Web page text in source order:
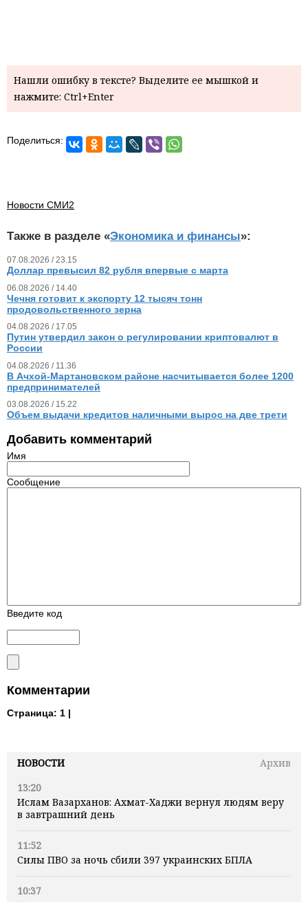
НОВОСТИ
Архив
13:20
Ислам Вазарханов: Ахмат-Хаджи вернул людям веру
в завтрашний день
11:52
Силы ПВО за ночь сбили 397 украинских БПЛА
10:37
Нашли ошибку в тексте? Выделите ее мышкой и
нажмите: Ctrl+Enter
Поделиться:
Новости СМИ2
Также в разделе «Экономика и финансы»:
07.08.2026 / 23.15
Доллар превысил 82 рубля впервые с марта
06.08.2026 / 14.40
Чечня готовит к экспорту 12 тысяч тонн
продовольственного зерна
04.08.2026 / 17.05
Путин утвердил закон о регулировании криптовалют в
России
04.08.2026 / 11.36
В Ачхой-Мартановском районе насчитывается более 1200
предпринимателей
03.08.2026 / 15.22
Объем выдачи кредитов наличными вырос на две трети
Добавить комментарий
Имя
Сообщение
Введите код
Комментарии
Страница: 1 |